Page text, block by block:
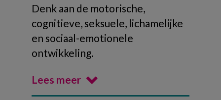
Denk aan de motorische,
cognitieve, seksuele, lichamelijke
en sociaal-emotionele
ontwikkeling.
Lees meer